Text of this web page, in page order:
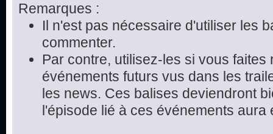
Remarques :
Il n'est pas nécessaire d'utiliser les
commenter.
Par contre, utilisez-les si vous faites
événements futurs vus dans les
les news. Ces balises deviendront
l'épisode lié à ces événements aura